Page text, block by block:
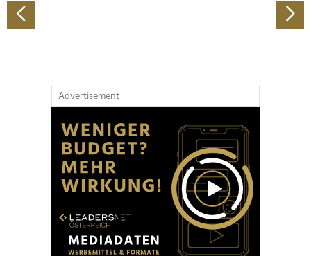
soziale Medien, Werbung und Analysen weiter. Unsere
Partner führen diese Informationen möglicherweise mit
Advertisement